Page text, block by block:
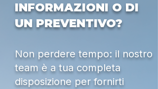
INFORMAZIONI O DI
UN PREVENTIVO?
Non perdere tempo: il nostro
team è a tua completa
disposizione per fornirti